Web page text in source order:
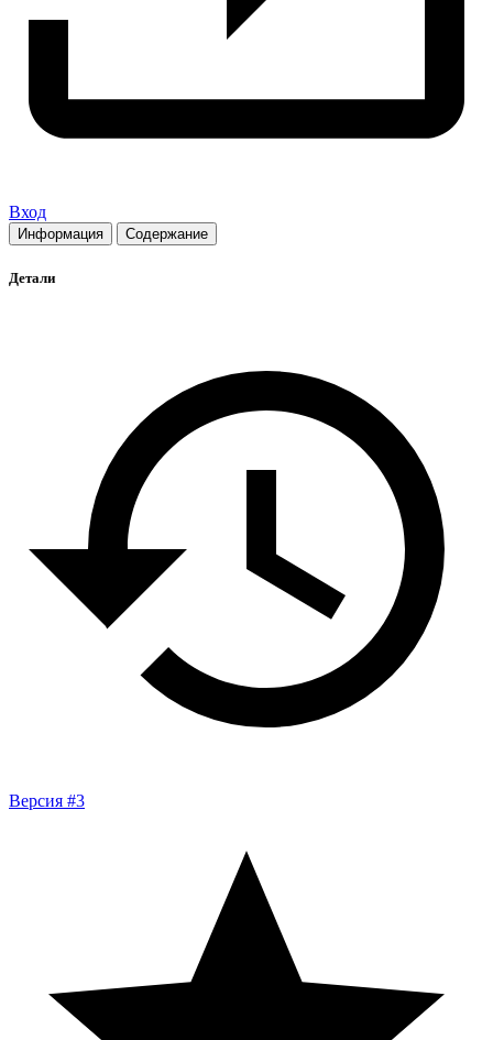
Вход
Информация Содержание
Детали
Версия #3